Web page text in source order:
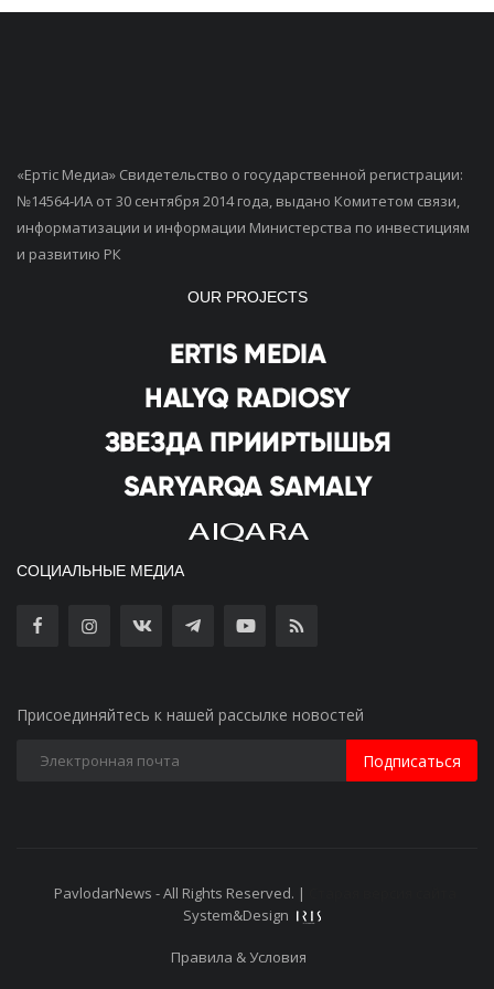
«Ертiс Медиа» Свидетельство о государственной регистрации:
№14564-ИА от 30 сентября 2014 года, выдано Комитетом связи,
информатизации и информации Министерства по инвестициям
и развитию РК
OUR PROJECTS
СОЦИАЛЬНЫЕ МЕДИА
Присоединяйтесь к нашей рассылке новостей
Подписаться
PavlodarNews - All Rights Reserved. |
System&Design
Правила & Условия